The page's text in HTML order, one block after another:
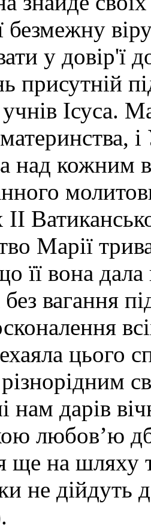
безмежну
у довір'ї
присутній
Ісуса.
над кожним
ІІ
Марії
її вона
вагання
цього
нам дарів
любов’ю
ще на шляху
не дійдуть